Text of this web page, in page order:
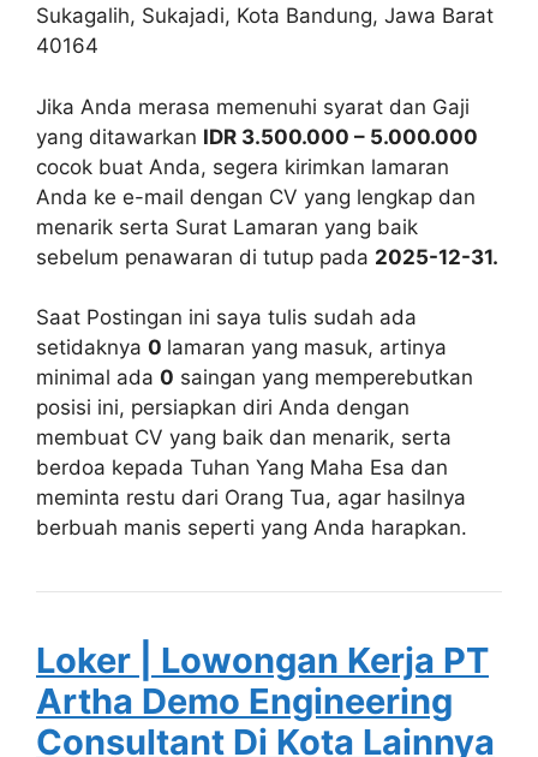
Sukagalih, Sukajadi, Kota Bandung, Jawa Barat
40164
Jika Anda merasa memenuhi syarat dan Gaji
yang ditawarkan IDR 3.500.000 – 5.000.000
cocok buat Anda, segera kirimkan lamaran
Anda ke e-mail dengan CV yang lengkap dan
menarik serta Surat Lamaran yang baik
sebelum penawaran di tutup pada 2025-12-31.
Saat Postingan ini saya tulis sudah ada
setidaknya 0 lamaran yang masuk, artinya
minimal ada 0 saingan yang memperebutkan
posisi ini, persiapkan diri Anda dengan
membuat CV yang baik dan menarik, serta
berdoa kepada Tuhan Yang Maha Esa dan
meminta restu dari Orang Tua, agar hasilnya
berbuah manis seperti yang Anda harapkan.
Loker | Lowongan Kerja PT
Artha Demo Engineering
Consultant Di Kota Lainnya